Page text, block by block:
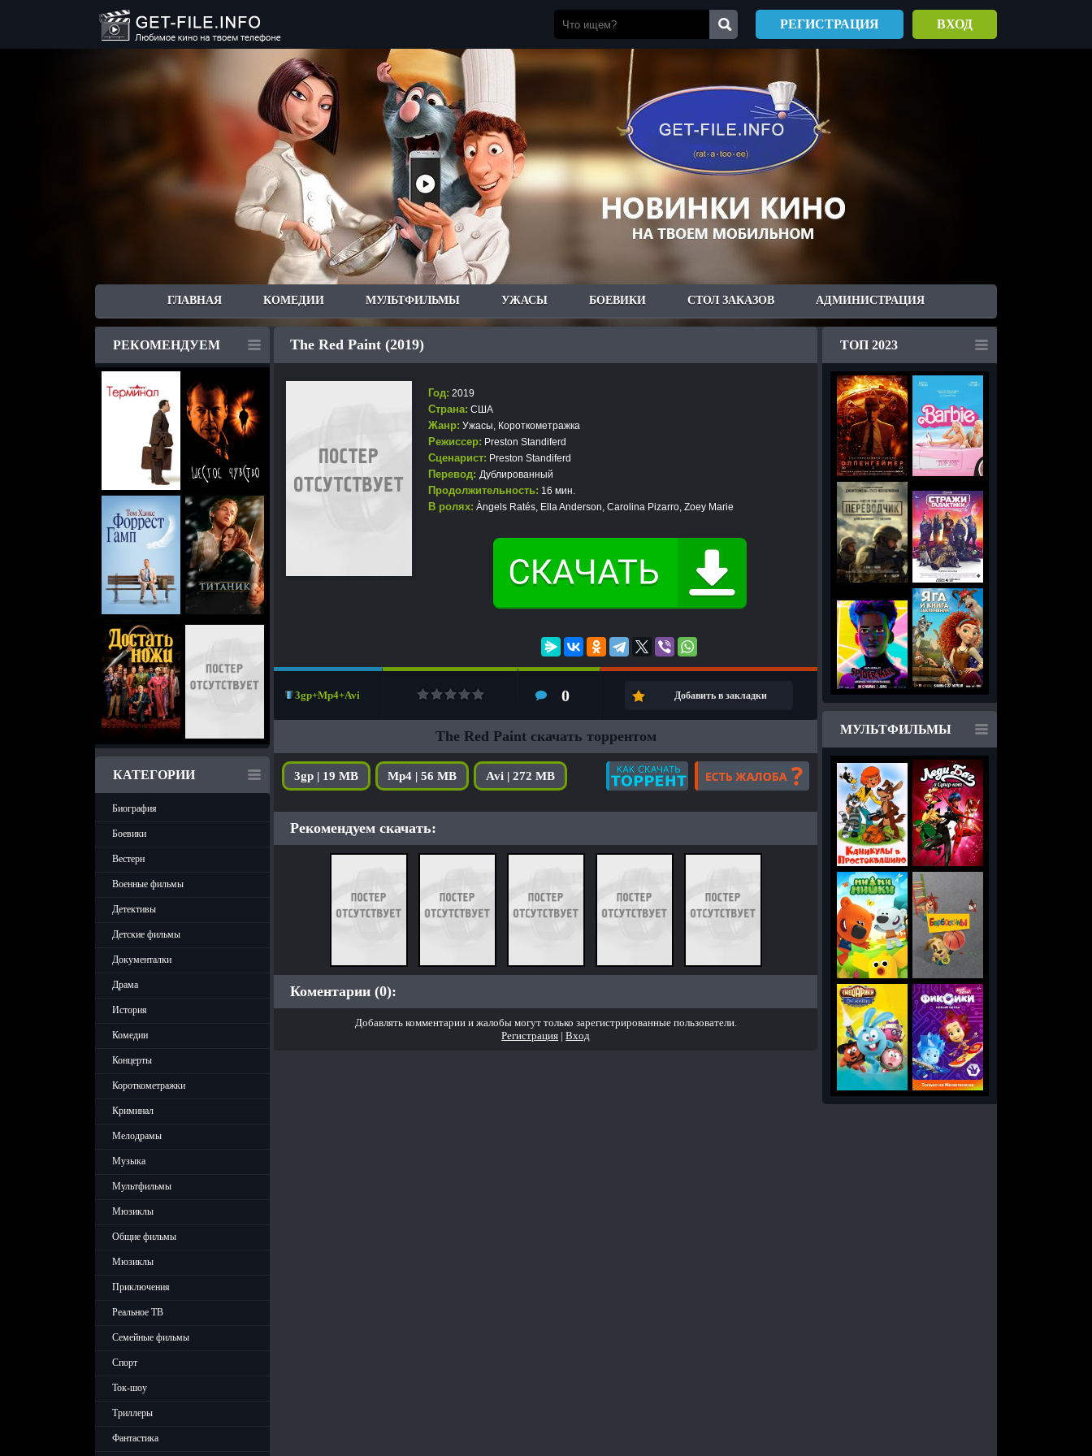
РЕГИСТРАЦИЯ ВХОД
ГЛАВНАЯ КОМЕДИИ МУЛЬТФИЛЬМЫ УЖАСЫ БОЕВИКИ СТОЛ ЗАКАЗОВ АДМИНИСТРАЦИЯ
РЕКОМЕНДУЕМ
КАТЕГОРИИ
Биография
Боевики
Вестерн
Военные фильмы
Детективы
Детские фильмы
Документалки
Драма
История
Комедии
Концерты
Короткометражки
Криминал
Мелодрамы
Музыка
Мультфильмы
Мюзиклы
Общие фильмы
Мюзиклы
Приключения
Реальное ТВ
Семейные фильмы
Спорт
Ток-шоу
Триллеры
Фантастика
The Red Paint (2019)
Год: 2019
Страна: США
Жанр: Ужасы, Короткометражка
Режиссер: Preston Standiferd
Сценарист: Preston Standiferd
Перевод: Дублированный
Продолжительность: 16 мин.
В ролях: Àngels Ratés, Ella Anderson, Carolina Pizarro, Zoey Marie
3gp+Mp4+Avi 0 Добавить в закладки
The Red Paint скачать торрентом
3gp | 19 MB Mp4 | 56 MB Avi | 272 MB
Рекомендуем скачать:
Коментарии (0):
Добавлять комментарии и жалобы могут только зарегистрированные пользователи.
Регистрация |Вход
ТОП 2023
МУЛЬТФИЛЬМЫ